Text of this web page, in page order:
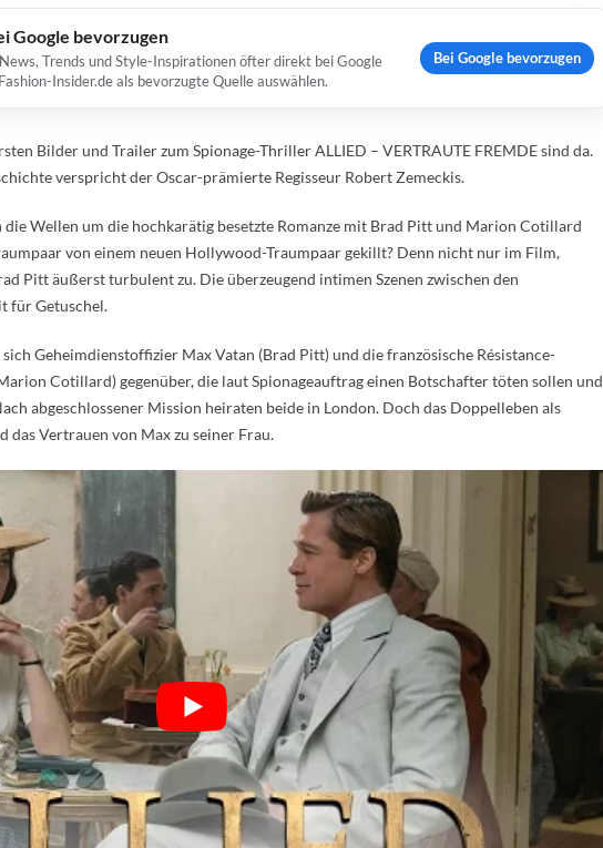
Google bevorzugen
Trends und Style-Inspirationen öfter direkt bei Google
Insider.de als bevorzugte Quelle auswählen.
Bei Google bevorzugen
Bilder und Trailer zum Spionage-Thriller ALLIED – VERTRAUTE FREMDE sind da.
verspricht der Oscar-prämierte Regisseur Robert Zemeckis.
die Wellen um die hochkarätig besetzte Romanze mit Brad Pitt und Marion Cotillard
von einem neuen Hollywood-Traumpaar gekillt? Denn nicht nur im Film,
Pitt äußerst turbulent zu. Die überzeugend intimen Szenen zwischen den
für Getuschel.
Geheimdienstoffizier Max Vatan (Brad Pitt) und die französische Résistance-
Cotillard) gegenüber, die laut Spionageauftrag einen Botschafter töten sollen und
abgeschlossener Mission heiraten beide in London. Doch das Doppelleben als
das Vertrauen von Max zu seiner Frau.